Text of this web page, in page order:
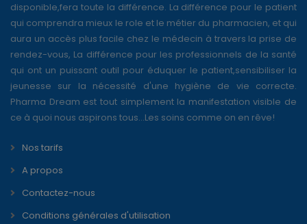
disponible,fera toute la différence. La différence pour le patient
qui comprendra mieux le role et le métier du pharmacien, et qui
aura un accès plus facile chez le médecin à travers la prise de
rendez-vous, La différence pour les professionnels de la santé
qui ont un puissant outil pour éduquer le patient,sensibiliser la
jeunesse sur la nécessité d'une hygiène de vie correcte.
Pharma Dream est tout simplement la manifestation visible de
ce à quoi nous aspirons tous...Les soins comme on en rêve!
Nos tarifs
A propos
Contactez-nous
Conditions générales d'utilisation